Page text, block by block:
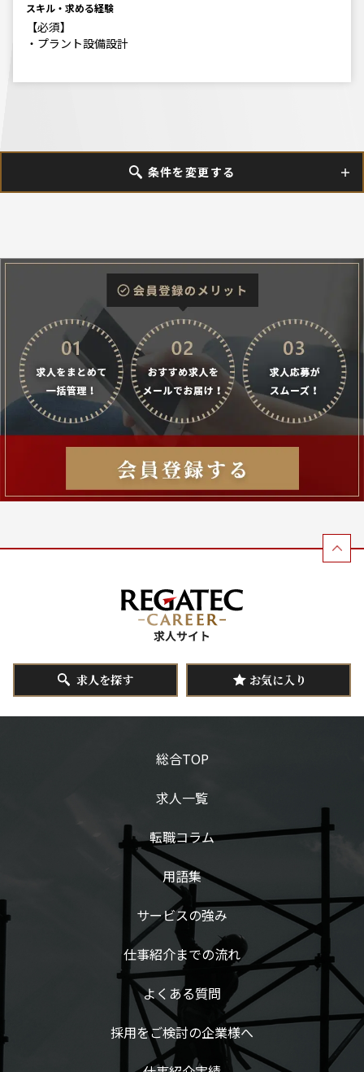
スキル・求める経験
【必須】
・プラント設備設計
条件を変更する
求人を探す お気に入り
総合TOP
求人一覧
転職コラム
用語集
サービスの強み
仕事紹介までの流れ
よくある質問
採用をご検討の企業様へ